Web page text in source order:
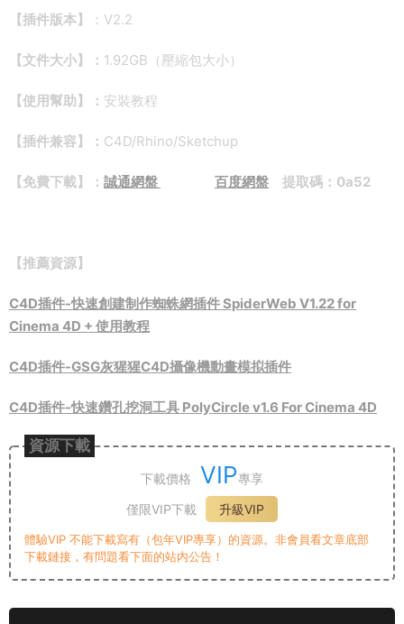
【插件版本】 ：V2.2
【文件大小】： 1.92GB（壓縮包大小）
【使用幫助】： 安裝教程
【插件兼容】： C4D/Rhino/Sketchup
【免費下載】： 誠通網盤 百度網盤 提取碼：0a52
【推薦資源】
C4D插件-快速創建制作蜘蛛網插件 SpiderWeb V1.22 for
Cinema 4D + 使用教程
C4D插件-GSG灰猩猩C4D攝像機動畫模拟插件
C4D插件-快速鑽孔挖洞工具 PolyCircle v1.6 For Cinema 4D
資源下載
下載價格 VIP專享
僅限VIP下載
升級VIP
體驗VIP 不能下載寫有（包年VIP專享）的資源。非會員看文章底部
下載鏈接，有問題看下面的站内公告！